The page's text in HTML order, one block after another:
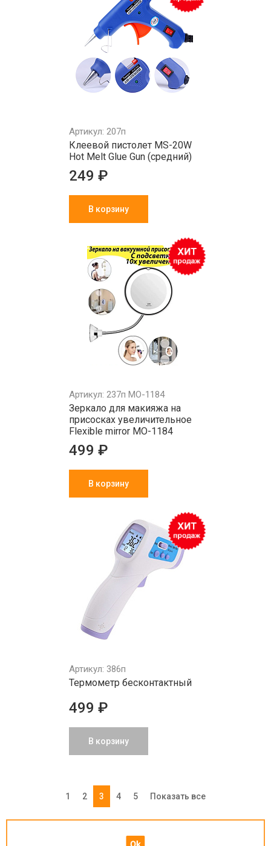
Артикул: 207п
Клеевой пистолет MS-20W
Hot Melt Glue Gun (средний)
249 ₽
В корзину
Артикул: 237п MO-1184
Зеркало для макияжа на
присосках увеличительное
Flexible mirror MO-1184
499 ₽
В корзину
Артикул: 386п
Термометр бесконтактный
499 ₽
В корзину
1 2 3 4 5 Показать все